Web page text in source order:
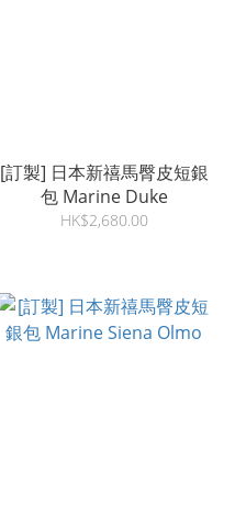
[訂製] 日本新禧馬臀皮短銀
包 Marine Duke
HK$2,680.00